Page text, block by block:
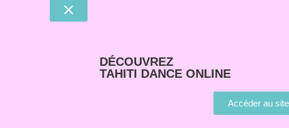
DÉCOUVREZ
TAHITI DANCE ONLINE
Accéder au